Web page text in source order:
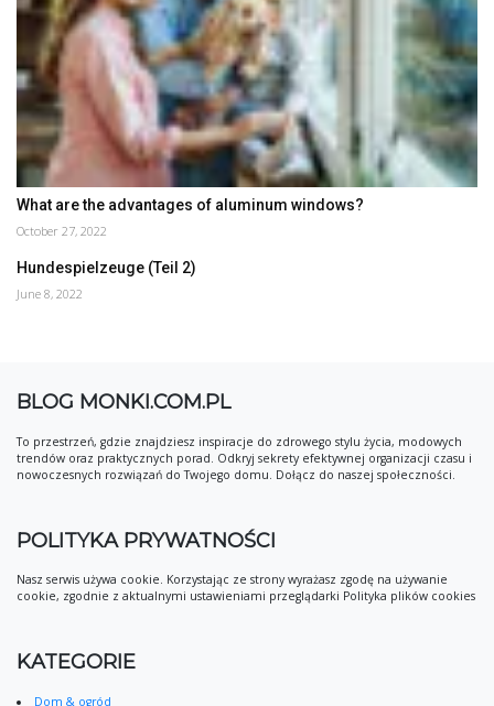
What are the advantages of aluminum windows?
October 27, 2022
Hundespielzeuge (Teil 2)
June 8, 2022
BLOG MONKI.COM.PL
To przestrzeń, gdzie znajdziesz inspiracje do zdrowego stylu życia, modowych
trendów oraz praktycznych porad. Odkryj sekrety efektywnej organizacji czasu i
nowoczesnych rozwiązań do Twojego domu. Dołącz do naszej społeczności.
POLITYKA PRYWATNOŚCI
Nasz serwis używa cookie. Korzystając ze strony wyrażasz zgodę na używanie
cookie, zgodnie z aktualnymi ustawieniami przeglądarki Polityka plików cookies
KATEGORIE
Dom & ogród